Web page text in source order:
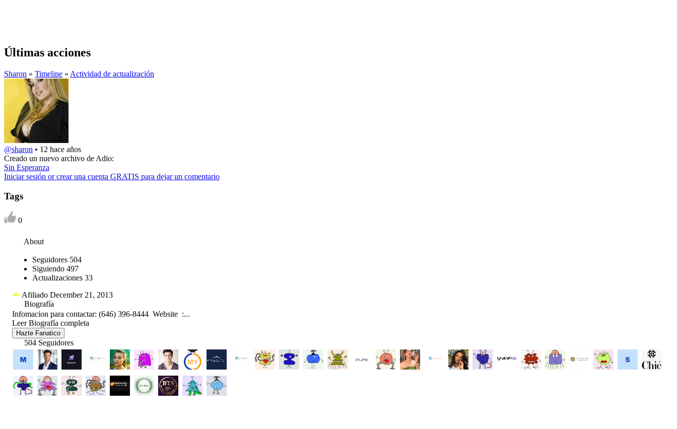
Últimas acciones
Sharon » Timeline » Actividad de actualización
@sharon • 12 hace años
Creado un nuevo archivo de Adio:
Sin Esperanza
Iniciar sesión or crear una cuenta GRATIS para dejar un comentario
Tags
0
About
Seguidores 504
Siguiendo 497
Actualizaciones 33
Afiliado December 21, 2013
Biografía
Infomacion para contactar: (646) 396-8444 Website :...
Leer Biografía completa
Hazte Fanatico
504 Seguidores